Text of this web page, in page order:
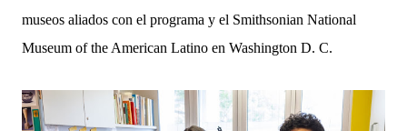
museos aliados con el programa y el Smithsonian National
Museum of the American Latino en Washington D. C.